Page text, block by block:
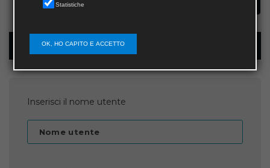
Recupera password
Inserisci il nome utente
Nome utente
Statistiche
OK, HO CAPITO E ACCETTO